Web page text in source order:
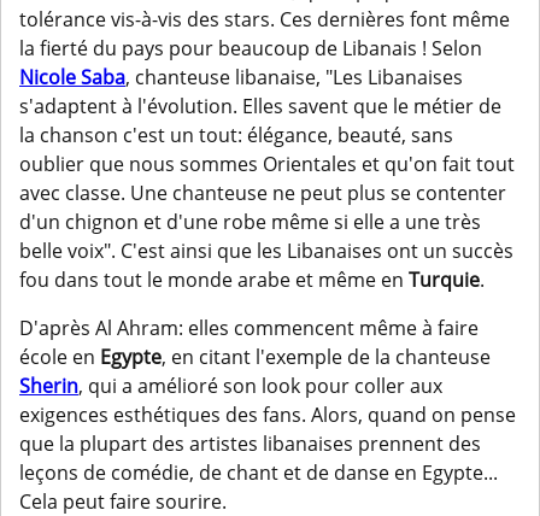
tolérance vis-à-vis des stars. Ces dernières font même
la fierté du pays pour beaucoup de Libanais ! Selon
Nicole Saba, chanteuse libanaise, "Les Libanaises
s'adaptent à l'évolution. Elles savent que le métier de
la chanson c'est un tout: élégance, beauté, sans
oublier que nous sommes Orientales et qu'on fait tout
avec classe. Une chanteuse ne peut plus se contenter
d'un chignon et d'une robe même si elle a une très
belle voix". C'est ainsi que les Libanaises ont un succès
fou dans tout le monde arabe et même en Turquie.
D'après Al Ahram: elles commencent même à faire
école en Egypte, en citant l'exemple de la chanteuse
Sherin, qui a amélioré son look pour coller aux
exigences esthétiques des fans. Alors, quand on pense
que la plupart des artistes libanaises prennent des
leçons de comédie, de chant et de danse en Egypte...
Cela peut faire sourire.